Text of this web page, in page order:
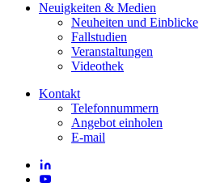
Neuigkeiten & Medien
Neuheiten und Einblicke
Fallstudien
Veranstaltungen
Videothek
Kontakt
Telefonnummern
Angebot einholen
E-mail